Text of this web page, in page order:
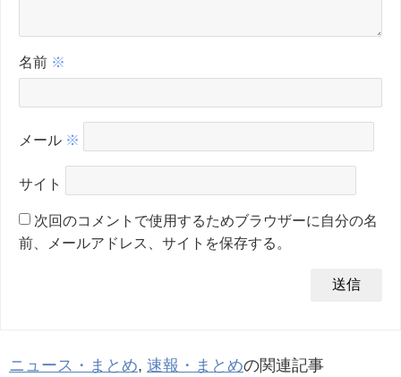
名前 ※
メール ※
サイト
次回のコメントで使用するためブラウザーに自分の名
前、メールアドレス、サイトを保存する。
ニュース・まとめ 速報・まとめの関連記事